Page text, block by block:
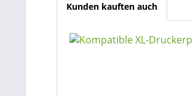
Kunden kauften auch